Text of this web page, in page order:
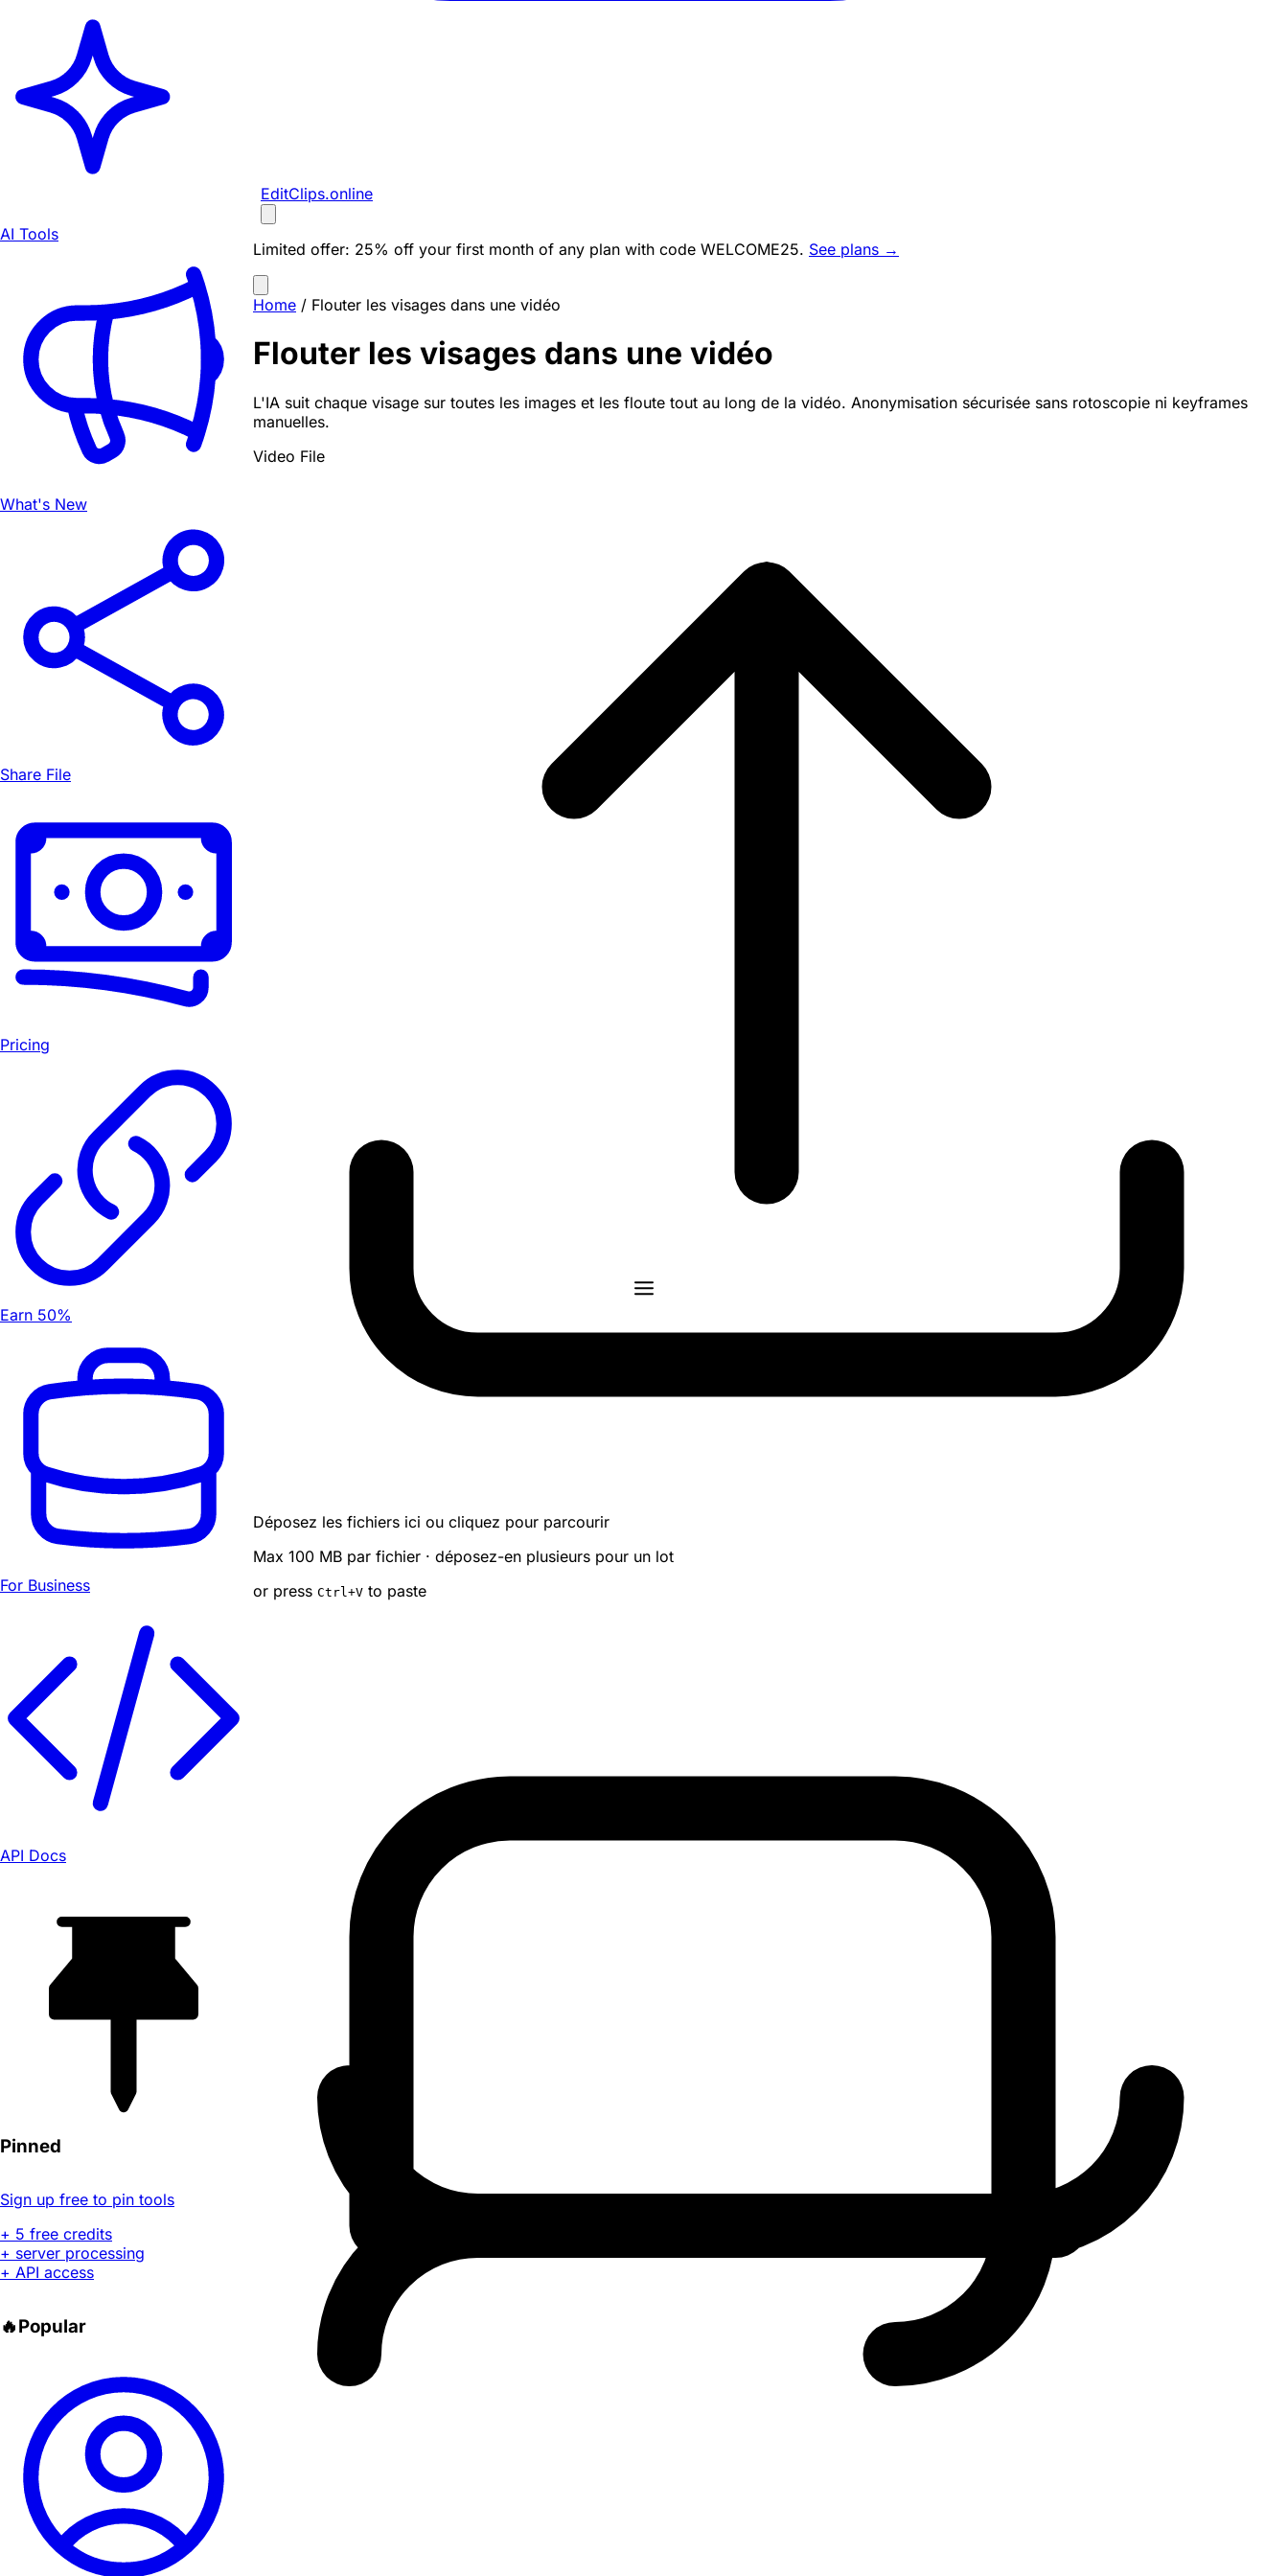
AI Tools
What's New
Share File
Pricing
Earn 50%
For Business
API Docs
Pinned
Sign up free to pin tools
+ 5 free credits
+ server processing
+ API access
🔥Popular
EditClips.online
Limited offer: 25% off your first month of any plan with code WELCOME25. See plans →
Home / Flouter les visages dans une vidéo
Flouter les visages dans une vidéo
L'IA suit chaque visage sur toutes les images et les floute tout au long de la vidéo. Anonymisation sécurisée sans rotoscopie ni keyframes
manuelles.
Video File
Déposez les fichiers ici ou cliquez pour parcourir
Max 100 MB par fichier · déposez-en plusieurs pour un lot
or press Ctrl +V to paste